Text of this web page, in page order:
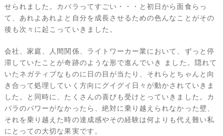
せられました。カバラってすごい・・・と初日から面食らっ
て、あれよあれよと自分を成長させるための色んなことがその
後も次々に起こっていきました。
会社、家庭、人間関係、ライトワーカー業において、ずっと停
滞していたことが奇跡のような形で進んでいき ました。隠れて
いたネガティブなものに日の目が当たり、それらとちゃんと向
き合って処理していく方向にグイグイ日々が動かされていきま
した。と同時に、たくさんの喜びも受けとっていきました。カ
バラのパワーがなかったら、絶対に乗り越えられなかった壁、
それを乗り越えた時の達成感やその経験は何よりも代え難い私
にとっての大切な果実です。